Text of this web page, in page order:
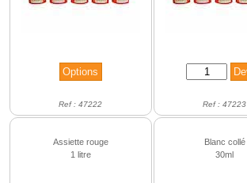
Ref : 47222 Ref : 47223
Assiette rouge
1 litre
Blanc collé
30ml